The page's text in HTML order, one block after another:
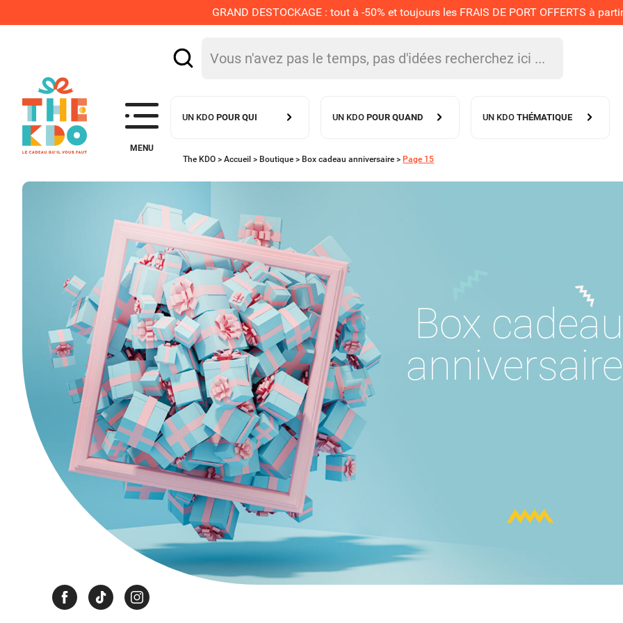
GRAND DESTOCKAGE : tout à -50% et toujours les FRAIS DE PORT OFFERTS à
MENU
UN KDOPOUR QUI UN KDOPOUR QUAND UN KDOTHÉMATIQUE
The KDO >Accueil > Boutique > Box cadeau anniversaire > Page 15
Box